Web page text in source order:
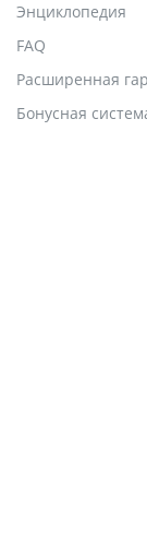
Энциклопедия
FAQ
Расширенная
Бонусная